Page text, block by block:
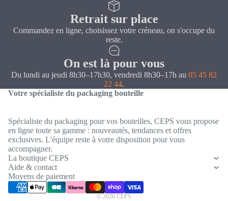
Retrait sur place
Commandez en ligne, choisissez votre créneau, on s'occupe du
reste.
On est là pour vous
Du lundi au jeudi 8h30–17h30, vendredi 8h30–17h au 05 45 82
22 44.
Votre spécialiste du packaging bouteille
Spécialiste du packaging pour vos bouteilles, CEPS vous propose
en ligne toute sa gamme : nouveautés, tendances et offres
exclusives. L'équipe reste à votre disposition pour vous
accompagner.
La boutique CEPS
Aide & contact
Moyens de paiement
© 2026 CEPS
Politique de confidentialité
Coordonnées
Conditions générales de vente
Mentions légales